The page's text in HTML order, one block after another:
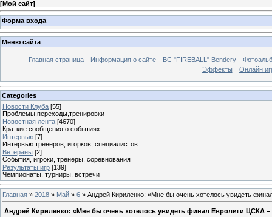
[Мой сайт]
Форма входа
Меню сайта
Главная страница Информация о сайте BC "FIREBALL" Bendery
Эффекты
Онлайн
Categories
Новости Клуба [55]
Проблемы,переходы,тренировки
Новостная лента [4670]
Краткие сообщения о событиях
Интервью [7]
Интервью тренеров, игорков, специалистов
Ветераны [2]
События, игроки, тренеры, соревнования
Результаты игр [139]
Чемпионаты, турниры, встречи
Главная » 2018 » Май » 6 » Андрей Кириленко: «Мне бы очень хотелось увидеть
Андрей Кириленко: «Мне бы очень хотелось увидеть финал Евролиги ЦСКА –